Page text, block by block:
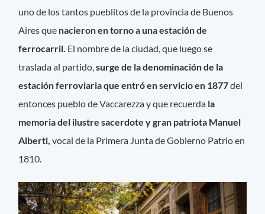
uno de los tantos pueblitos de la provincia de Buenos
Aires que nacieron en torno a una estación de
ferrocarril. El nombre de la ciudad, que luego se
traslada al partido,surge de la denominación de la
estación ferroviaria que entró en servicio en 1877del
entonces pueblo de Vaccarezza y que recuerda la
memoria del ilustre sacerdote y gran patriota Manuel
Alberti, vocal de la Primera Junta de Gobierno Patrio en
1810.